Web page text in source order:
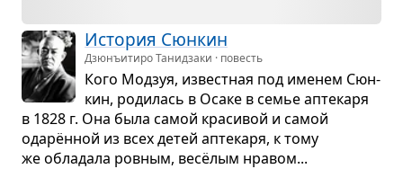
Исто­рия Сюн­кин
Дзюнъитиро Танидзаки · повесть
Кого Мод­зуя, извест­ная под име­нем Сюн­
кин, роди­лась в Осаке в семье апте­каря
в 1828 г. Она была самой кра­си­вой и самой
одарён­ной из всех детей апте­каря, к тому
же обла­дала ров­ным, весёлым нра­вом...